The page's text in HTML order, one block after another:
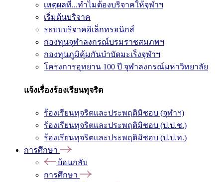
เหตุผลที่...ทำไมต้องบริจาคให้จุฬาฯ
เริ่มต้นบริจาค
ระบบบริจาคอิเล็กทรอนิกส์
กองทุนจุฬาลงกรณ์บรมราชสมภพฯ
กองทุนภูมิคุ้มกันบำบัดมะเร็งจุฬาฯ
โครงการอุทยาน 100 ปี จุฬาลงกรณ์มหาวิทยาลัย
แจ้งเรื่องร้องเรียนทุจริต
ร้องเรียนทุจริตและประพฤติมิชอบ (จุฬาฯ)
ร้องเรียนทุจริตและประพฤติมิชอบ (ป.ป.ช.)
ร้องเรียนทุจริตและประพฤติมิชอบ (ป.ป.ท.)
การศึกษา
ย้อนกลับ
การศึกษา